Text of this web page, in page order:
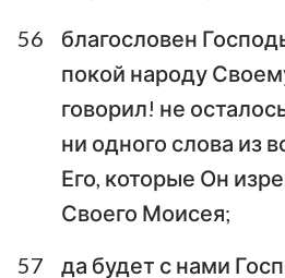
56
благословен
покой народу
говорил! не
ни одного слова из
Его, которые Он
Своего Моисея;
57
да будет с нами